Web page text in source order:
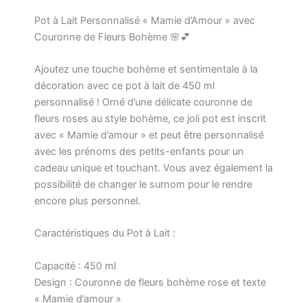
Pot à Lait Personnalisé « Mamie d’Amour » avec
Couronne de Fleurs Bohème 🌸💕
Ajoutez une touche bohème et sentimentale à la
décoration avec ce pot à lait de 450 ml
personnalisé ! Orné d’une délicate couronne de
fleurs roses au style bohème, ce joli pot est inscrit
avec « Mamie d’amour » et peut être personnalisé
avec les prénoms des petits-enfants pour un
cadeau unique et touchant. Vous avez également la
possibilité de changer le surnom pour le rendre
encore plus personnel.
Caractéristiques du Pot à Lait :
Capacité : 450 ml
Design : Couronne de fleurs bohème rose et texte
« Mamie d’amour »